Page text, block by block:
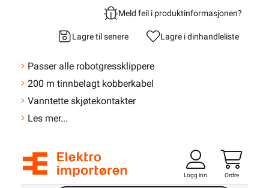
Meld feil i produktinformasjonen?
Lagre til senere Lagre i dinhandleliste
Passer alle robotgressklippere
200 m tinnbelagt kobberkabel
Vanntette skjøtekontakter
Les mer...
Logg inn Ordre